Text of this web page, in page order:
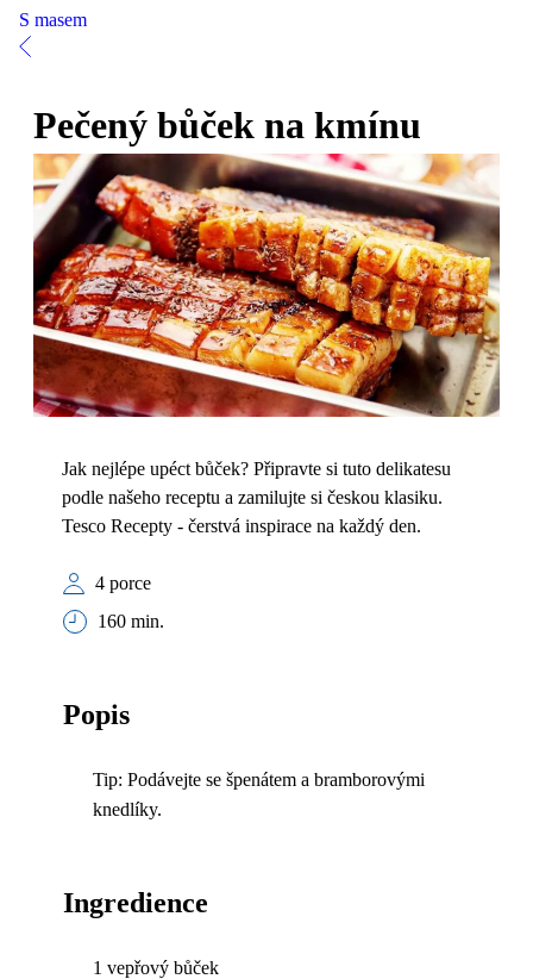
S masem
Pečený bůček na kmínu
Jak nejlépe upéct bůček? Připravte si tuto delikatesu
podle našeho receptu a zamilujte si českou klasiku.
Tesco Recepty - čerstvá inspirace na každý den.
4 porce
160 min.
Popis
Tip: Podávejte se špenátem a bramborovými
knedlíky.
Ingredience
1 vepřový bůček